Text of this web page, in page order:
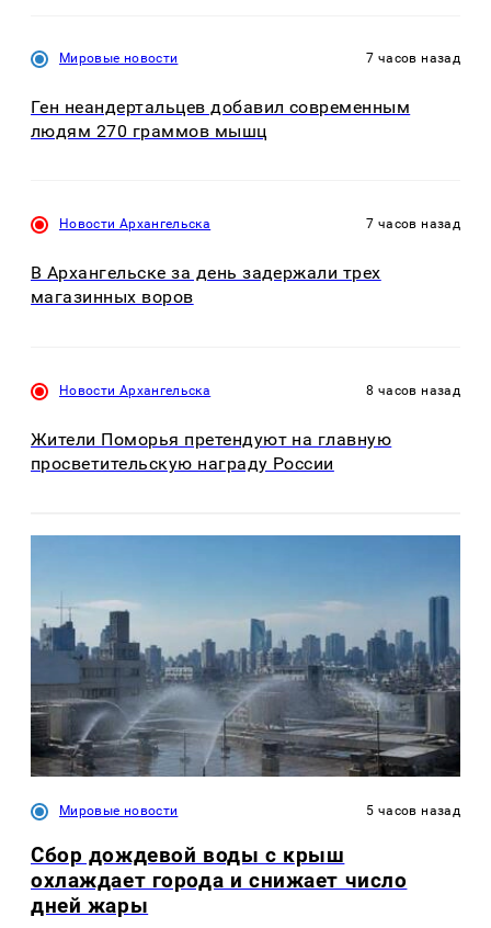
Мировые новости 7 часов назад
Ген неандертальцев добавил современным
людям 270 граммов мышц
Новости Архангельска 7 часов назад
В Архангельске за день задержали трех
магазинных воров
Новости Архангельска 8 часов назад
Жители Поморья претендуют на главную
просветительскую награду России
Мировые новости 5 часов назад
Сбор дождевой воды с крыш
охлаждает города и снижает число
дней жары